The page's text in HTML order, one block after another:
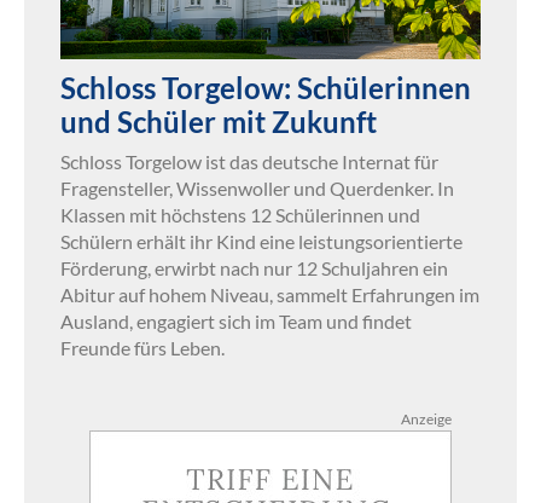
Schloss Torgelow: Schülerinnen
und Schüler mit Zukunft
Schloss Torgelow ist das deutsche Internat für
Fragensteller, Wissenwoller und Querdenker. In
Klassen mit höchstens 12 Schülerinnen und
Schülern erhält ihr Kind eine leistungsorientierte
Förderung, erwirbt nach nur 12 Schuljahren ein
Abitur auf hohem Niveau, sammelt Erfahrungen im
Ausland, engagiert sich im Team und findet
Freunde fürs Leben.
Anzeige